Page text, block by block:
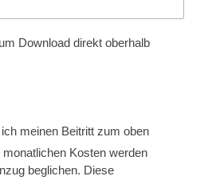
Download direkt oberhalb
meinen Beitritt zum oben
Kosten werden
beglichen. Diese